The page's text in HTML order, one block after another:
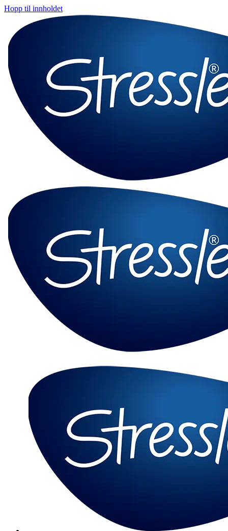
Hopp til innholdet